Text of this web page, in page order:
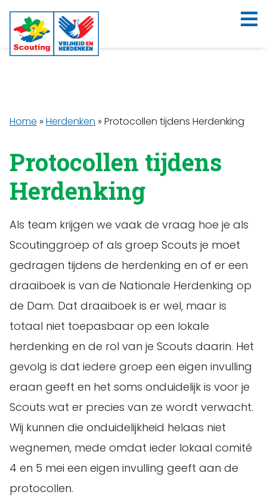
Home » Herdenken » Protocollen tijdens Herdenking
Protocollen tijdens
Herdenking
Als team krijgen we vaak de vraag hoe je als
Scoutinggroep of als groep Scouts je moet
gedragen tijdens de herdenking en of er een
draaiboek is van de Nationale Herdenking op
de Dam. Dat draaiboek is er wel, maar is
totaal niet toepasbaar op een lokale
herdenking en de rol van je Scouts daarin. Het
gevolg is dat iedere groep een eigen invulling
eraan geeft en het soms onduidelijk is voor je
Scouts wat er precies van ze wordt verwacht.
Wij kunnen die onduidelijkheid helaas niet
wegnemen, mede omdat ieder lokaal comité
4 en 5 mei een eigen invulling geeft aan de
protocollen.